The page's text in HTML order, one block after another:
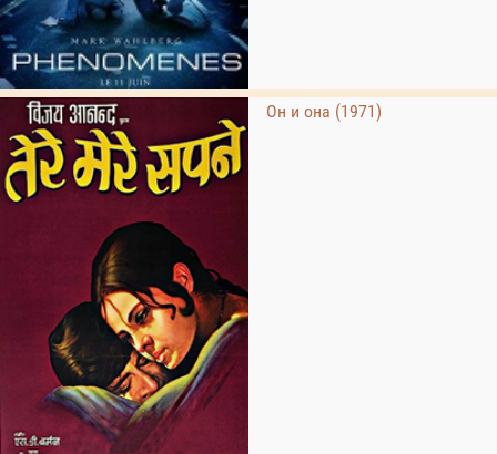
Он и она (1971)